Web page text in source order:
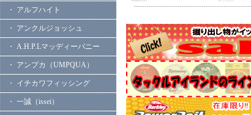
・ アルフハイト
・ アンクルジョッシュ
・ A.H.P.Lマッディーバニー
・ アンプカ（UMPQUA）
・ イチカワフィッシング
・ 一誠（issei）